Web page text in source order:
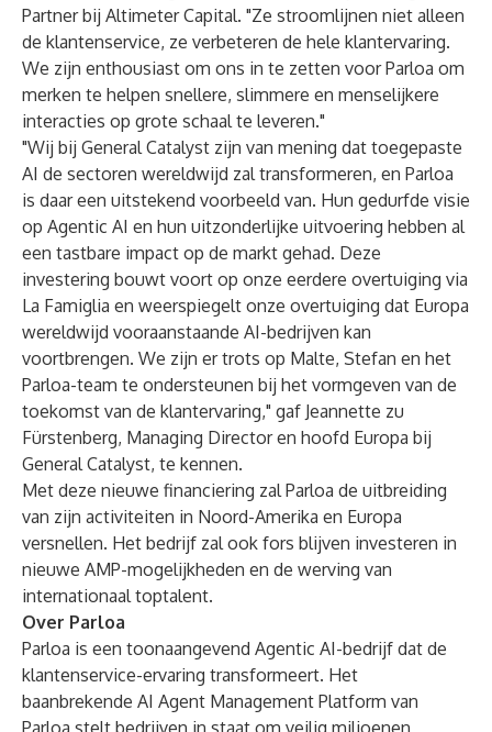
Partner bij Altimeter Capital. "Ze stroomlijnen niet alleen
de klantenservice, ze verbeteren de hele klantervaring.
We zijn enthousiast om ons in te zetten voor Parloa om
merken te helpen snellere, slimmere en menselijkere
interacties op grote schaal te leveren."
"Wij bij General Catalyst zijn van mening dat toegepaste
AI de sectoren wereldwijd zal transformeren, en Parloa
is daar een uitstekend voorbeeld van. Hun gedurfde visie
op Agentic AI en hun uitzonderlijke uitvoering hebben al
een tastbare impact op de markt gehad. Deze
investering bouwt voort op onze eerdere overtuiging via
La Famiglia en weerspiegelt onze overtuiging dat Europa
wereldwijd vooraanstaande AI-bedrijven kan
voortbrengen. We zijn er trots op Malte, Stefan en het
Parloa-team te ondersteunen bij het vormgeven van de
toekomst van de klantervaring," gaf Jeannette zu
Fürstenberg, Managing Director en hoofd Europa bij
General Catalyst, te kennen.
Met deze nieuwe financiering zal Parloa de uitbreiding
van zijn activiteiten in Noord-Amerika en Europa
versnellen. Het bedrijf zal ook fors blijven investeren in
nieuwe AMP-mogelijkheden en de werving van
internationaal toptalent.
Over Parloa
Parloa is een toonaangevend Agentic AI-bedrijf dat de
klantenservice-ervaring transformeert. Het
baanbrekende AI Agent Management Platform van
Parloa stelt bedrijven in staat om veilig miljoenen